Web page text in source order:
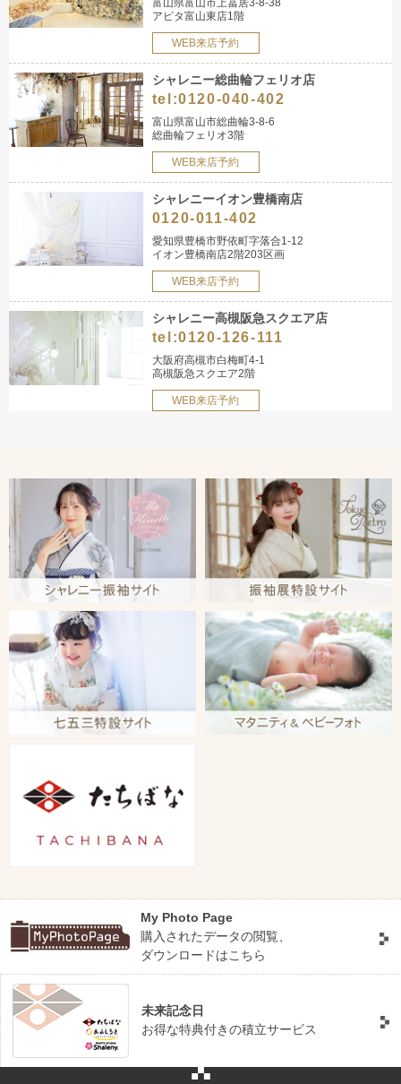
富山県富山市上冨居3-8-38
アピタ富山東店1階
WEB来店予約
シャレニー総曲輪フェリオ店
tel:0120-040-402
富山県富山市総曲輪3-8-6
総曲輪フェリオ3階
WEB来店予約
シャレニーイオン豊橋南店
0120-011-402
愛知県豊橋市野依町字落合1-12
イオン豊橋南店2階203区画
WEB来店予約
シャレニー高槻阪急スクエア店
tel:0120-126-111
大阪府高槻市白梅町4-1
高槻阪急スクエア2階
WEB来店予約
My Photo Page
購入されたデータの閲覧、
ダウンロードはこちら
未来記念日
お得な特典付きの積立サービス